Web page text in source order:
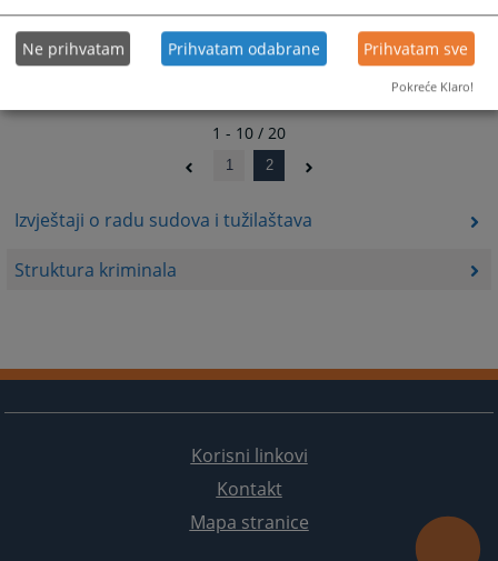
Izvještaji o radu sudova i tužilaštava
Struktura kriminala
1 - 10 / 20
1 2
Korisni linkovi
Kontakt
Mapa stranice
Ne prihvatam Prihvatam odabrane Prihvatam sve
Pokreće Klaro!